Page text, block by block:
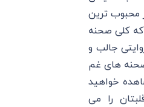
محبوب ترین
کلی صحنه
جالب و
صحنه های غم
خواهید
را می